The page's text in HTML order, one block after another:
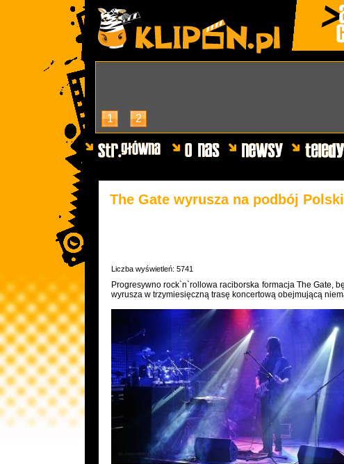
1 2
The Gate wyrusza na podbój
Liczba wyświetleń: 5741
Progresywno rock`n`rollowa raciborska formacja The Gate,
wyrusza w trzymiesięczną trasę koncertową obejmującą